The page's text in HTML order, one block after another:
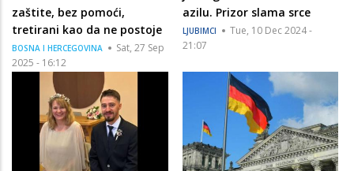
zaštite, bez pomoći,
tretirani kao da ne postoje
BOSNA I HERCEGOVINA
Sat, 27 Sep
2025 - 16:12
azilu. Prizor slama srce
LJUBIMCI
Tue, 10 Dec 2024 -
21:07